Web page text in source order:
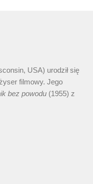
USA) urodził się
filmowy. Jego
bez powodu (1955) z